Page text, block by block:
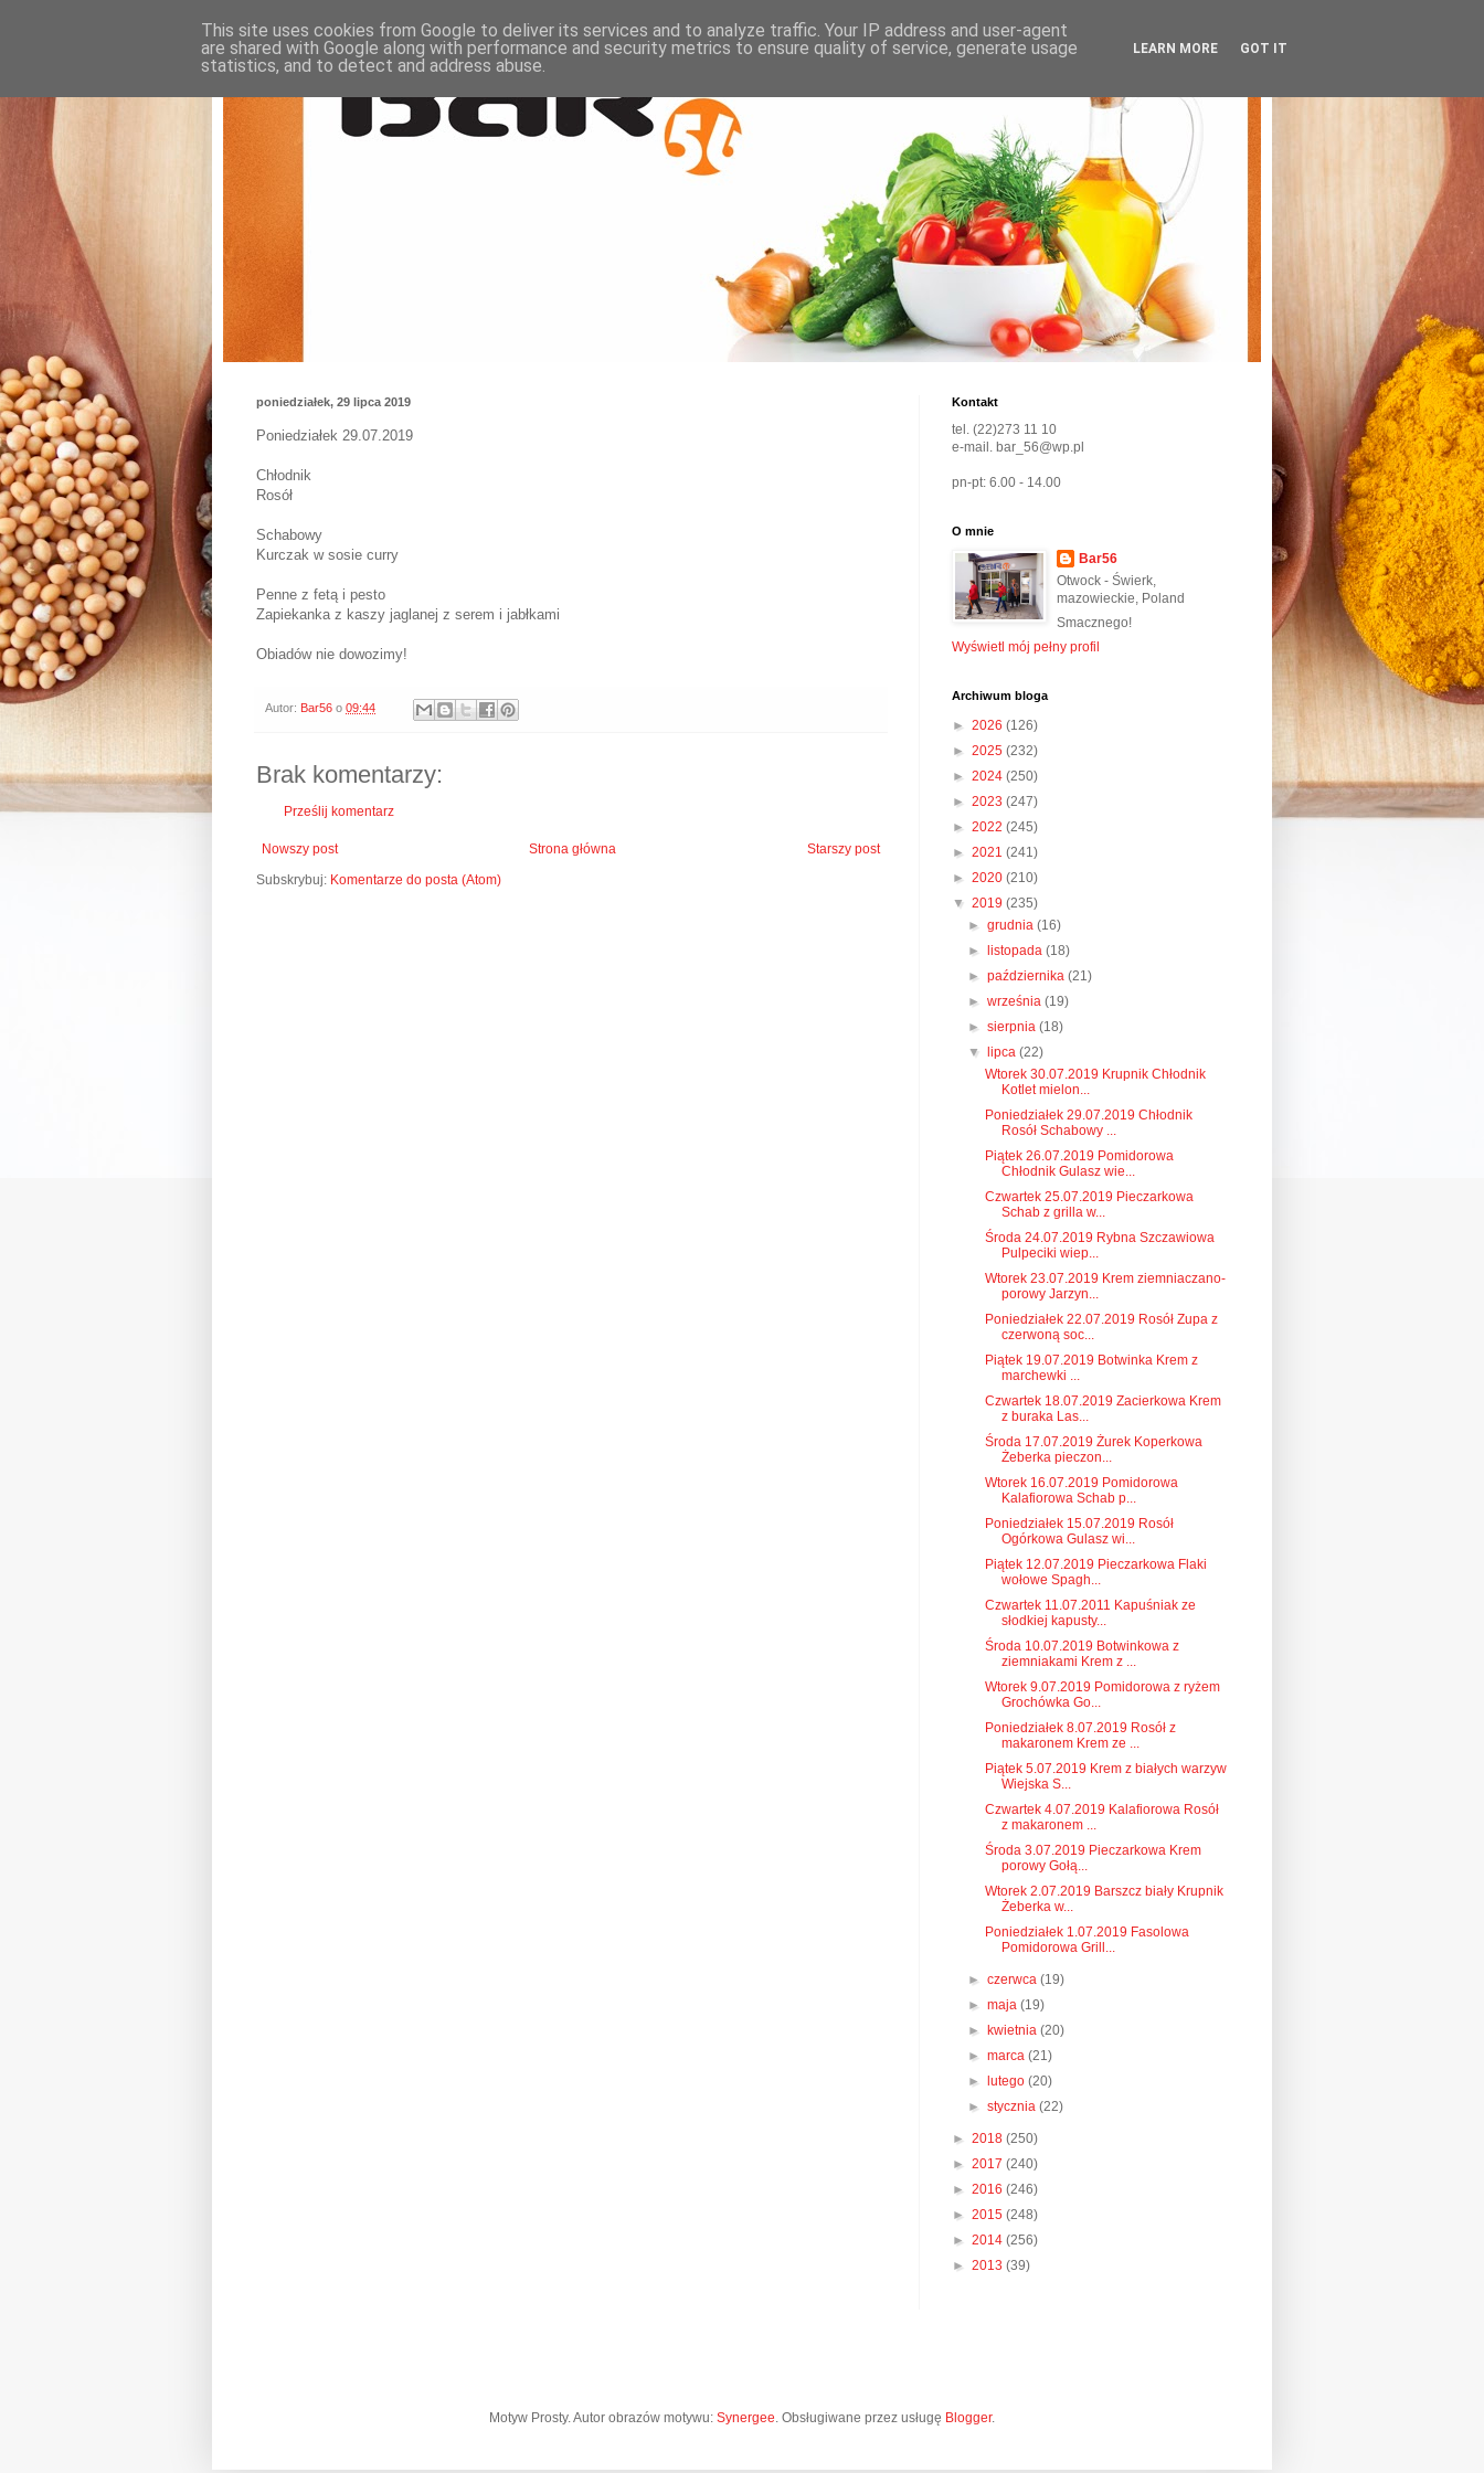
poniedziałek, 29 lipca 2019
Poniedziałek 29.07.2019
Chłodnik
Rosół
Schabowy
Kurczak w sosie curry
Penne z fetą i pesto
Zapiekanka z kaszy jaglanej z serem i jabłkami
Obiadów nie dowozimy!
Autor: Bar56 o 09:44
Brak komentarzy:
Prześlij komentarz
Nowszy post Starszy post
Strona główna
Subskrybuj: Komentarze do posta (Atom)
Kontakt
tel. (22)273 11 10
e-mail. bar_56@wp.pl
pn-pt: 6.00 - 14.00
O mnie
Bar56
Otwock - Świerk,
mazowieckie, Poland
Smacznego!
Wyświetl mój pełny profil
Archiwum bloga
► 2026 (126)
► 2025 (232)
► 2024 (250)
► 2023 (247)
► 2022 (245)
► 2021 (241)
► 2020 (210)
▼ 2019 (235)
►grudnia(16)
►
listopada(18)
►października(21)
►września(19)
►sierpnia(18)
▼
lipca(22)
Wtorek 30.07.2019 Krupnik Chłodnik
Kotlet mielon...
Poniedziałek 29.07.2019 Chłodnik
Rosół Schabowy ...
Piątek 26.07.2019 Pomidorowa
Chłodnik Gulasz wie...
Czwartek 25.07.2019 Pieczarkowa
Schab z grilla w...
Środa 24.07.2019 Rybna Szczawiowa
Pulpeciki wiep...
Wtorek 23.07.2019 Krem ziemniaczano-
porowy Jarzyn...
Poniedziałek 22.07.2019 Rosół Zupa z
czerwoną soc...
Piątek 19.07.2019 Botwinka Krem z
marchewki ...
Czwartek 18.07.2019 Zacierkowa Krem
z buraka Las...
Środa 17.07.2019 Żurek Koperkowa
Żeberka pieczon...
Wtorek 16.07.2019 Pomidorowa
Kalafiorowa Schab p...
Poniedziałek 15.07.2019 Rosół
Ogórkowa Gulasz wi...
Piątek 12.07.2019 Pieczarkowa Flaki
wołowe Spagh...
Czwartek 11.07.2011 Kapuśniak ze
słodkiej kapusty...
Środa 10.07.2019 Botwinkowa z
ziemniakami Krem z ...
Wtorek 9.07.2019 Pomidorowa z ryżem
Grochówka Go...
Poniedziałek 8.07.2019 Rosół z
makaronem Krem ze ...
Piątek 5.07.2019 Krem z białych warzyw
Wiejska S...
Czwartek 4.07.2019 Kalafiorowa Rosół
z makaronem ...
Środa 3.07.2019 Pieczarkowa Krem
porowy Gołą...
Wtorek 2.07.2019 Barszcz biały Krupnik
Żeberka w...
Poniedziałek 1.07.2019 Fasolowa
Pomidorowa Grill...
►czerwca(19)
►maja(19)
►
kwietnia(20)
►marca(21)
►
lutego(20)
►stycznia(22)
► 2018 (250)
► 2017 (240)
► 2016 (246)
► 2015 (248)
► 2014 (256)
► 2013 (39)
Motyw Prosty. Autor obrazów motywu: Synergee. Obsługiwane przez usługę Blogger.
This site uses cookies from Google to deliver its services and to analyze traffic. Your IP address and user-agent
are shared with Google along with performance and security metrics to ensure quality of service, generate usage
statistics, and to detect and address abuse.
LEARN MORE GOT IT